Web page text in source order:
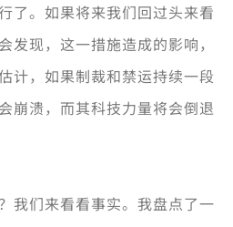
了。如果将来我们回过头来看
发现，这一措施造成的影响，
计，如果制裁和禁运持续一段
崩溃，而其科技力量将会倒退
我们来看看事实。我盘点了一